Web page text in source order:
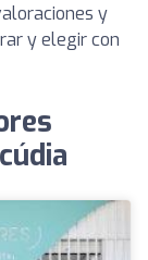
y
y elegir con